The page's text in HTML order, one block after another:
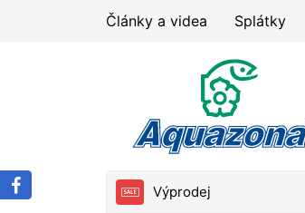
Články a videa Splátky
Výprodej